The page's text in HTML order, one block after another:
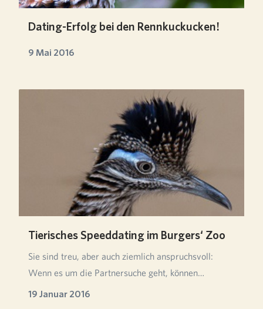
Dating-Erfolg bei den Rennkuckucken!
9 Mai 2016
Tierisches Speeddating im Burgers‘ Zoo
Sie sind treu, aber auch ziemlich anspruchsvoll:
Wenn es um die Partnersuche geht, können
Rennkuckuc…
19 Januar 2016